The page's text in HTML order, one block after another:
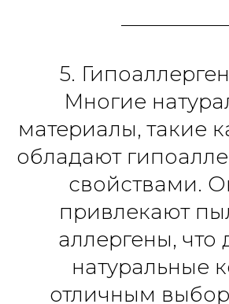
отличную
создавая уют и
в доме.
5.
Многие
материалы, такие
обладают
свойствами.
привлекают
аллергены, что
натуральные
отличным